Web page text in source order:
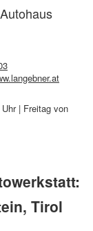
| Freitag von
Tirol